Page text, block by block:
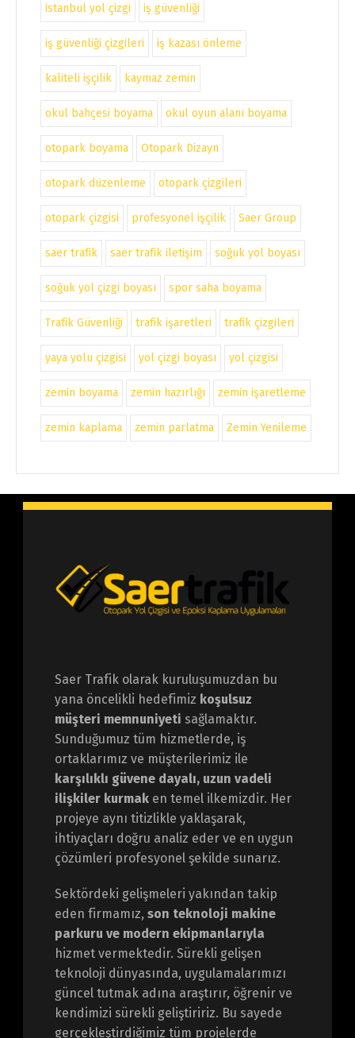
istanbul yol çizgi iş güvenliği
iş güvenliği çizgileri iş kazası önleme
kaliteli işçilik kaymaz zemin
okul bahçesi boyama okul oyun alanı boyama
otopark boyama Otopark Dizayn
otopark düzenleme otopark çizgileri
otopark çizgisi profesyonel işçilik Saer Group
saer trafik saer trafik iletişim soğuk yol boyası
soğuk yol çizgi boyası spor saha boyama
Trafik Güvenliği trafik işaretleri trafik çizgileri
yaya yolu çizgisi yol çizgi boyası yol çizgisi
zemin boyama zemin hazırlığı zemin işaretleme
zemin kaplama zemin parlatma Zemin Yenileme
Saer Trafik olarak kuruluşumuzdan bu
yana öncelikli hedefimiz koşulsuz
müşteri memnuniyeti sağlamaktır.
Sunduğumuz tüm hizmetlerde, iş
ortaklarımız ve müşterilerimiz ile
karşılıklı güvene dayalı, uzun vadeli
ilişkiler kurmaken temel ilkemizdir. Her
projeye aynı titizlikle yaklaşarak,
ihtiyaçları doğru analiz eder ve en uygun
çözümleri profesyonel şekilde sunarız.
Sektördeki gelişmeleri yakından takip
eden firmamız, son teknoloji makine
parkuru ve modern ekipmanlarıyla
hizmet vermektedir. Sürekli gelişen
teknoloji dünyasında, uygulamalarımızı
güncel tutmak adına araştırır, öğrenir ve
kendimizi sürekli geliştiririz. Bu sayede
gerçekleştirdiğimiz tüm projelerde